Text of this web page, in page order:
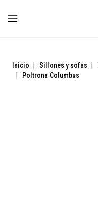
Inicio Sillones y sofas
Poltrona Columbus